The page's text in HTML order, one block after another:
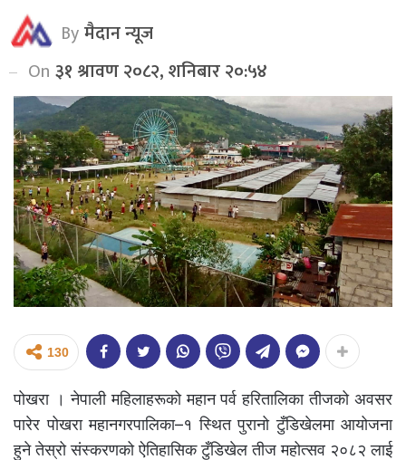
Byमैदान न्यूज
On ३१ श्रावण २०८२, शनिबार २०:५४
130
पोखरा । नेपाली महिलाहरूको महान पर्व हरितालिका तीजको अवसर
पारेर पोखरा महानगरपालिका–१ स्थित पुरानो टुँडिखेलमा आयोजना
हुने तेस्रो संस्करणको ऐतिहासिक टुँडिखेल तीज महोत्सव २०८२ लाई